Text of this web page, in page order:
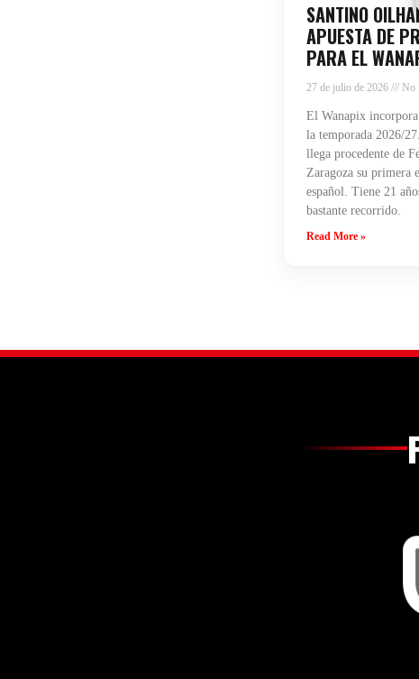
SANTINO
APUESTA DE
PARA EL
27 de julio de 2026 No
El Wanapix
la temporada 2026/
llega procedente de
Zaragoza su primera
español. Tiene 21
bastante recorrido.
Read More »